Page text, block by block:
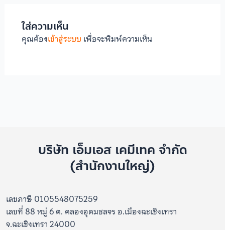
ใส่ความเห็น
คุณต้องเข้าสู่ระบบ เพื่อจะพิมพ์ความเห็น
บริษัท เอ็มเอส เคมีเทค จำกัด
(สำนักงานใหญ่)
เลขภาษี 0105548075259
เลขที่ 88 หมู่ 6 ต. คลองอุดมชลจร อ.เมืองฉะเชิงเทรา
จ.ฉะเชิงเทรา 24000